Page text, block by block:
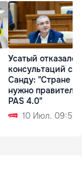
Усатый
консультаций с
Санду: "Стране не
нужно
PAS 4.0"
10 Июл. 09:50